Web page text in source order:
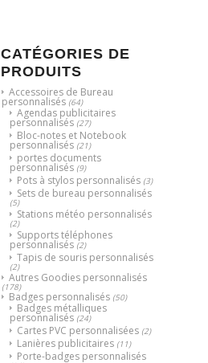
CATÉGORIES DE
PRODUITS
Accessoires de Bureau
personnalisés (64)
Agendas publicitaires
personnalisés (27)
Bloc-notes et Notebook
personnalisés (21)
portes documents
personnalisés (9)
Pots à stylos personnalisés (3)
Sets de bureau personnalisés
(5)
Stations météo personnalisés
(2)
Supports téléphones
personnalisés (2)
Tapis de souris personnalisés
(2)
Autres Goodies personnalisés
(178)
Badges personnalisés (50)
Badges métalliques
personnalisés (24)
Cartes PVC personnalisées (2)
Lanières publicitaires (11)
Porte-badges personnalisés